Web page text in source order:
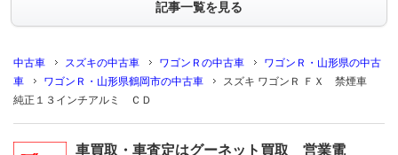
記事一覧を見る
中古車 スズキの中古車 ワゴンＲの中古車
ワゴンＲ・山形県の中古
車
ワゴンＲ・山形県鶴岡市の中古車
スズキ ワゴンＲ ＦＸ 禁煙車
純正１３インチアルミ ＣＤ
車買取・車査定はグーネット買取 営業電